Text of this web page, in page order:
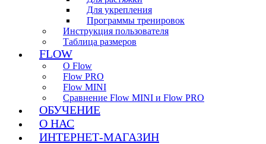
Для укрепления
Программы тренировок
Инструкция пользователя
Таблица размеров
FLOW
О Flow
Flow PRO
Flow MINI
Сравнение Flow MINI и Flow PRO
ОБУЧЕНИЕ
О НАС
ИНТЕРНЕТ-МАГАЗИН